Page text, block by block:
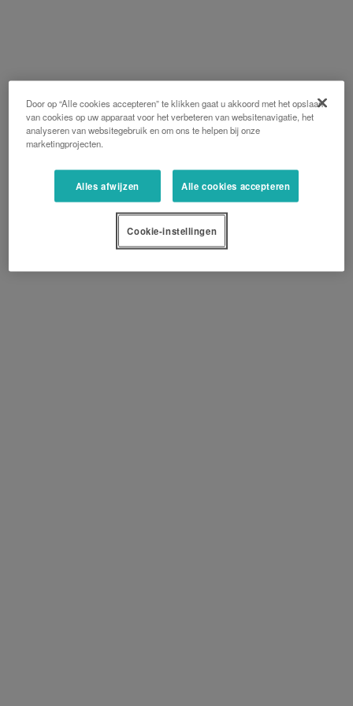
Door op “Alle cookies accepteren” te klikken gaat u akkoord met het opslaan
van cookies op uw apparaat voor het verbeteren van websitenavigatie, het
analyseren van websitegebruik en om ons te helpen bij onze
marketingprojecten.
Alles afwijzen Alle cookies accepteren
Cookie-instellingen